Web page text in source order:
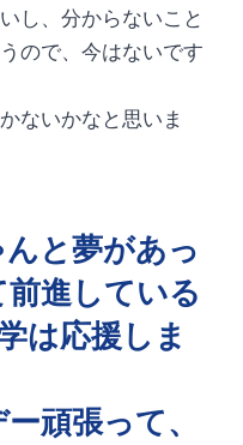
し、分からないこと
ので、今はないです
ないかなと思いま
と夢があっ
進している
は応援しま
頑張って、